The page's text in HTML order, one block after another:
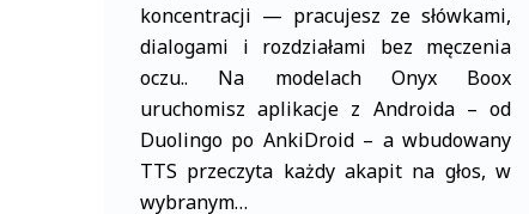
koncentracji — pracujesz ze słówkami,
dialogami i rozdziałami bez męczenia
oczu.. Na modelach Onyx Boox
uruchomisz aplikacje z Androida – od
Duolingo po AnkiDroid – a wbudowany
TTS przeczyta każdy akapit na głos, w
wybranym…